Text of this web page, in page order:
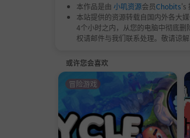
作为调查兵团的一员，创建自
在角色编辑器中，从包括面部
本作品是由 小叽资源会员Chobits's
本站提供的资源转载自国内外各大
4个小时之内，从您的电脑中彻底
权请邮件与我们联系处理。敬请谅
或许您会喜欢
冒险游戏